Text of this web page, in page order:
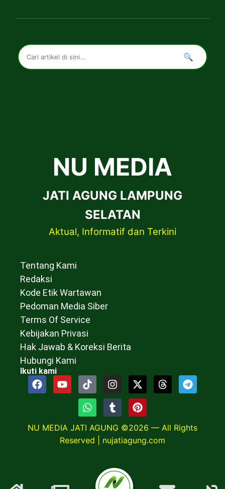
🔍
NU MEDIA
JATI AGUNG LAMPUNG
SELATAN
Aktual, Informatif dan Terkini
Tentang Kami
Redaksi
Kode Etik Wartawan
Pedoman Media Siber
Terms Of Service
Kebijakan Privasi
Hak Jawab & Koreksi Berita
Hubungi Kami
Ikuti kami
NU MEDIA JATI AGUNG ©2026 — All Rights
Reserved | nujatiagung.com